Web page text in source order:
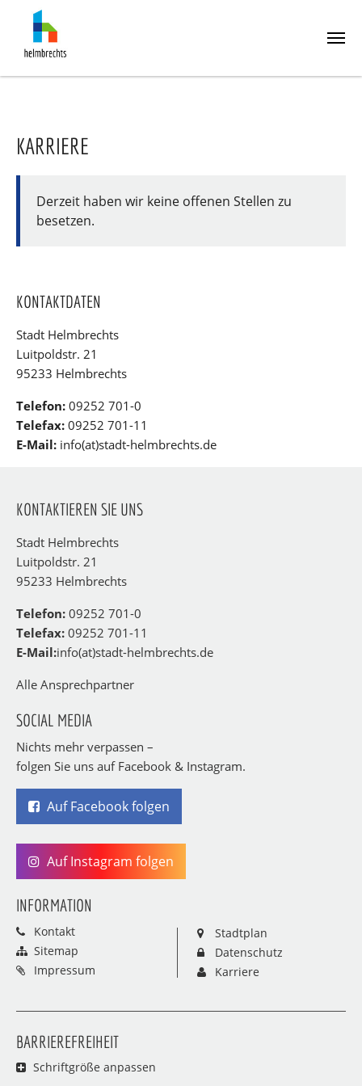
main
KARRIERE
Derzeit haben wir keine offenen Stellen zu
besetzen.
KONTAKTDATEN
Stadt Helmbrechts
Luitpoldstr. 21
95233 Helmbrechts
Telefon: 09252 701-0
Telefax: 09252 701-11
E-Mail: info(at)stadt-helmbrechts.de
KONTAKTIEREN SIE UNS
Stadt Helmbrechts
Luitpoldstr. 21
95233 Helmbrechts
Telefon: 09252 701-0
Telefax: 09252 701-11
E-Mail:info(at)stadt-helmbrechts.de
Alle Ansprechpartner
SOCIAL MEDIA
Nichts mehr verpassen –
folgen Sie uns auf Facebook & Instagram.
Auf Facebook folgen
Auf Instagram folgen
INFORMATION
Kontakt
Sitemap
Impressum
Stadtplan
Datenschutz
Karriere
BARRIEREFREIHEIT
Schriftgröße anpassen